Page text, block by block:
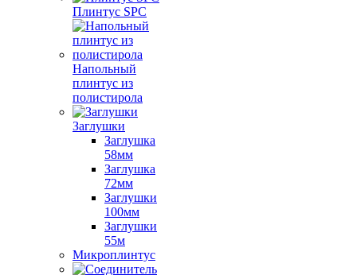
Плинтус SPC
Напольный
плинтус из
полистирола
Заглушки
Заглушка
58мм
Заглушка
72мм
Заглушки
100мм
Заглушки
55м
Микроплинтус